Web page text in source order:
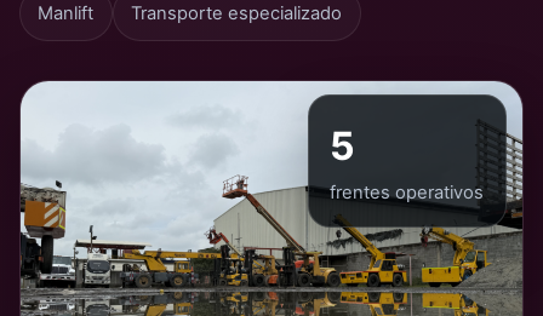
Manlift Transporte especializado
5
frentes operativos